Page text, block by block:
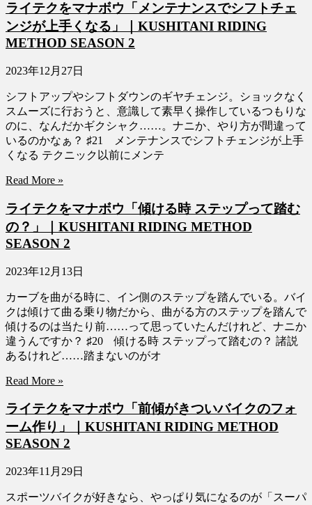
ライテクをマナボウ「メンテナンスでシフトチェ
ンジが上手くなる」｜KUSHITANI RIDING
METHOD SEASON 2
2023年12月27日
シフトアップやシフトダウンのギヤチェンジ。ショックなく
スムーズに行おうと、意識して素早く操作しているつもりな
のに、なんだかギクシャク……。ナニか、やり方が間違って
いるのかなぁ？ ♯21 メンテナンスでシフトチェンジが上手
くなる テクニック以前にメンテ
Read More »
ライテクをマナボウ「傾ける時 ステップって踏む
の？」｜KUSHITANI RIDING METHOD
SEASON 2
2023年12月13日
カーブを曲がる時に、イン側のステップを踏んでいる。バイ
クは傾けて曲る乗り物だから、曲がる方のステップを踏んで
傾けるのは当たり前……って思っていたんだけれど、ナニか
違うんですか？ ♯20 傾ける時 ステップって踏むの？ 諸説
あるけれど……踏まないのがオ
Read More »
ライテクをマナボウ「前傾がきついバイクのフォ
ーム作り」｜KUSHITANI RIDING METHOD
SEASON 2
2023年11月29日
スポーツバイクが好きなら、やっぱり気になるのが「スーパ